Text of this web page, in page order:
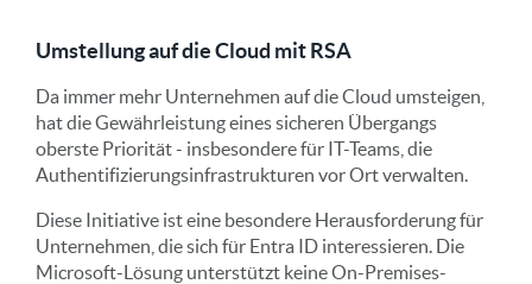
Umstellung auf die Cloud mit RSA
Da immer mehr Unternehmen auf die Cloud umsteigen,
hat die Gewährleistung eines sicheren Übergangs
oberste Priorität - insbesondere für IT-Teams, die
Authentifizierungsinfrastrukturen vor Ort verwalten.
Diese Initiative ist eine besondere Herausforderung für
Unternehmen, die sich für Entra ID interessieren. Die
Microsoft-Lösung unterstützt keine On-Premises-